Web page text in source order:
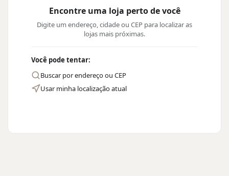
Encontre uma loja perto de você
Digite um endereço, cidade ou CEP para localizar as
lojas mais próximas.
Você pode tentar:
Buscar por endereço ou CEP
Usar minha localização atual